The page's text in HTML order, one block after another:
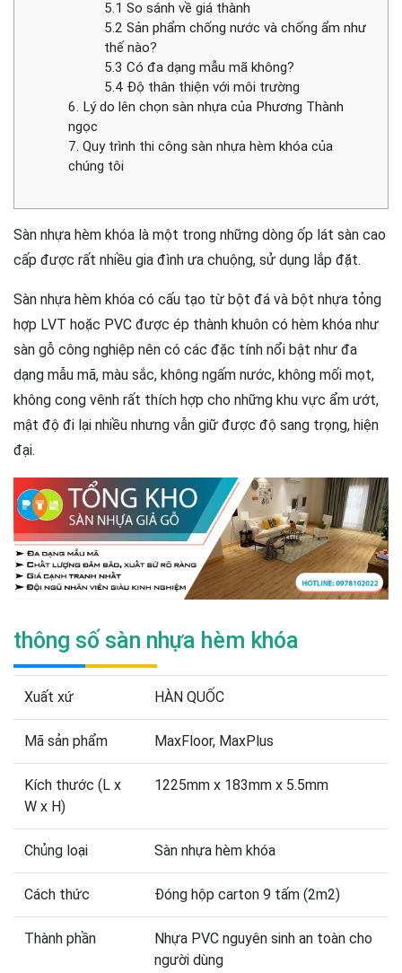
5.1 So sánh về giá thành
5.2 Sản phẩm chống nước và chống ẩm như
thế nào?
5.3 Có đa dạng mẫu mã không?
5.4 Độ thân thiện với môi trường
6. Lý do lên chọn sàn nhựa của Phương Thành
ngọc
7. Quy trình thi công sàn nhựa hèm khóa của
chúng tôi
Sàn nhựa hèm khóa là một trong những dòng ốp lát sàn cao
cấp được rất nhiều gia đình ưa chuộng, sử dụng lắp đặt.
Sàn nhựa hèm khóa có cấu tạo từ bột đá và bột nhựa tỏng
hợp LVT hoặc PVC được ép thành khuôn có hèm khóa như
sàn gỗ công nghiệp nên có các đặc tính nổi bật như đa
dạng mẫu mã, màu sắc, không ngấm nước, không mối mọt,
không cong vênh rất thích hợp cho những khu vực ẩm ướt,
mật độ đi lại nhiều nhưng vẫn giữ được độ sang trọng, hiện
đại.
thông số sàn nhựa hèm khóa
Xuất xứ HÀN QUỐC
Mã sản phẩm MaxFloor, MaxPlus
Kích thước (L x
W x H)
1225mm x 183mm x 5.5mm
Chủng loại Sàn nhựa hèm khóa
Cách thức Đóng hộp carton 9 tấm (2m2)
Thành phần
Nhựa PVC nguyên sinh an toàn cho
người dùng